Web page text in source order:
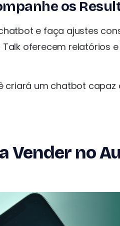
os
e faça ajustes
oferecem relatórios
criará um chatbot
Vender no